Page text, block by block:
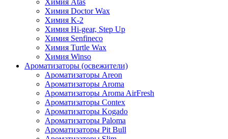
Химия Atas
Химия Doctor Wax
Химия K-2
Химия Hi-gear, Step Up
Химия Senfineco
Химия Turtle Wax
Химия Winso
Ароматизаторы (освежители)
Ароматизаторы Areon
Ароматизаторы Aroma
Ароматизаторы Aroma AirFresh
Ароматизаторы Contex
Ароматизаторы Kogado
Ароматизаторы Paloma
Ароматизаторы Pit Bull